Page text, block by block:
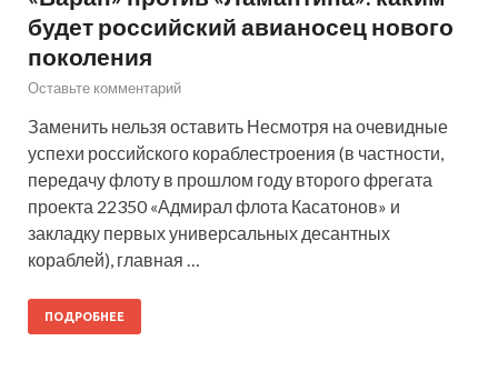
будет российский авианосец нового
поколения
Оставьте комментарий
Заменить нельзя оставить Несмотря на очевидные
успехи российского кораблестроения (в частности,
передачу флоту в прошлом году второго фрегата
проекта 22350 «Адмирал флота Касатонов» и
закладку первых универсальных десантных
кораблей), главная …
ПОДРОБНЕЕ